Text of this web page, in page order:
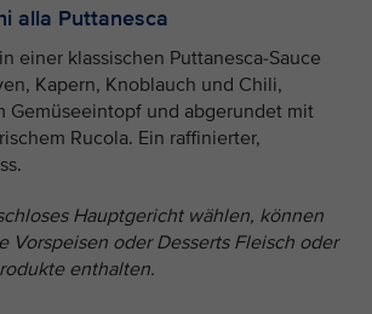
alla Puttanesca
einer klassischen Puttanesca-Sauce
Kapern, Knoblauch und Chili,
Gemüseeintopf und abgerundet mit
Rucola. Ein raffinierter,
Hauptgericht wählen, können
Vorspeisen oder Desserts Fleisch oder
enthalten.